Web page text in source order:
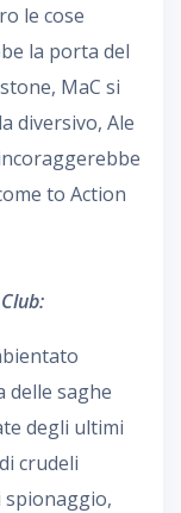
le cose
la porta del
MaC si
diversivo, Ale
to Action
delle saghe
degli ultimi
crudeli
spionaggio,